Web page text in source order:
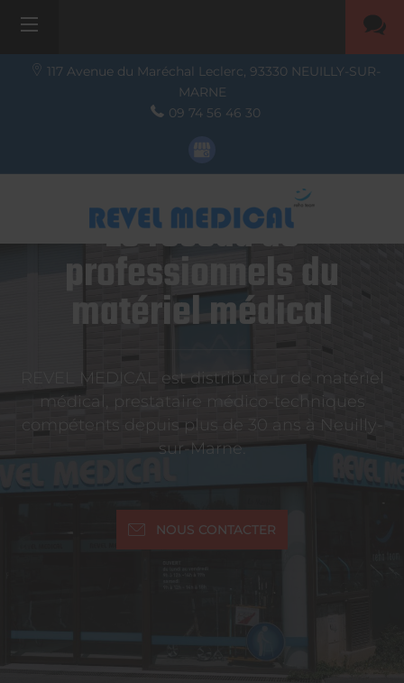
117 Avenue du Maréchal Leclerc, 93330 NEUILLY-SUR-
MARNE
09 74 56 46 30
Le réseau de
professionnels du
matériel médical
REVEL MEDICAL est distributeur de matériel
médical, prestataire médico-techniques
compétents depuis plus de 30 ans à Neuilly-
sur-Marne.
NOUS CONTACTER